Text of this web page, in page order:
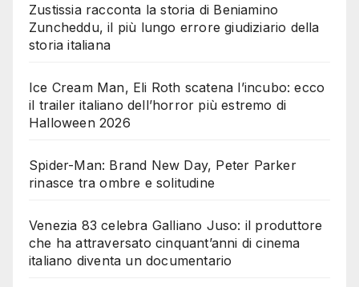
Zustissia racconta la storia di Beniamino
Zuncheddu, il più lungo errore giudiziario della
storia italiana
Ice Cream Man, Eli Roth scatena l’incubo: ecco
il trailer italiano dell’horror più estremo di
Halloween 2026
Spider-Man: Brand New Day, Peter Parker
rinasce tra ombre e solitudine
Venezia 83 celebra Galliano Juso: il produttore
che ha attraversato cinquant’anni di cinema
italiano diventa un documentario